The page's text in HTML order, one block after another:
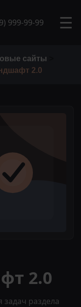
999-99-99 ☰
сайты
2.0
2.0
раздела